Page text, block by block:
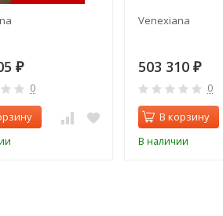
₽
0
Venexiana
503 310 ₽
0
В корзину
В наличии